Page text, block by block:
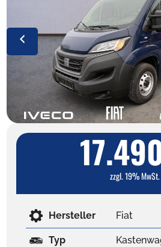
zzgl. 19% MwSt.
Hersteller Fiat
Typ